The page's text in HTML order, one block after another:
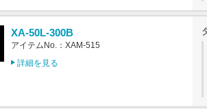
XA-50L-300B
アイテムNo.：XAM-515
詳細を見る